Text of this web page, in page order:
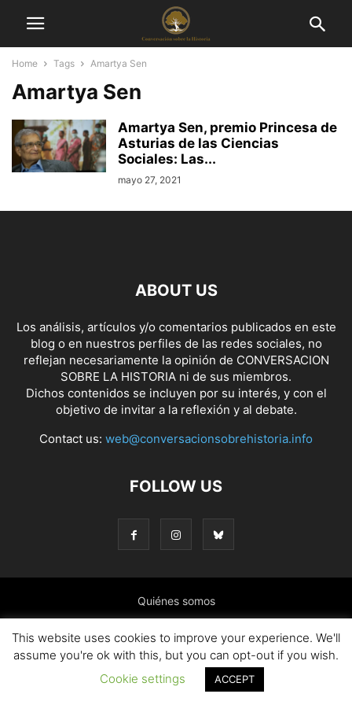
Home Tags Amartya Sen
Amartya Sen
Amartya Sen, premio Princesa de
Asturias de las Ciencias
Sociales: Las...
mayo 27, 2021
ABOUT US
Los análisis, artículos y/o comentarios publicados en este
blog o en nuestros perfiles de las redes sociales, no
reflejan necesariamente la opinión de CONVERSACION
SOBRE LA HISTORIA ni de sus miembros.
Dichos contenidos se incluyen por su interés, y con el
objetivo de invitar a la reflexión y al debate.
Contact us: web@conversacionsobrehistoria.info
FOLLOW US
Quiénes somos
Colaborar en el blog Contacto Política de cookies
This website uses cookies to improve your experience. We'll
assume you're ok with this, but you can opt-out if you wish.
Cookie settings
ACCEPT